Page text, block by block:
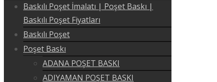
Baskılı Poşet İmalatı | Poşet Baskı |
Baskılı Poşet Fiyatları
Baskılı Poşet
Poşet Baskı
ADANA POŞET BASKI
ADIYAMAN POŞET BASKI